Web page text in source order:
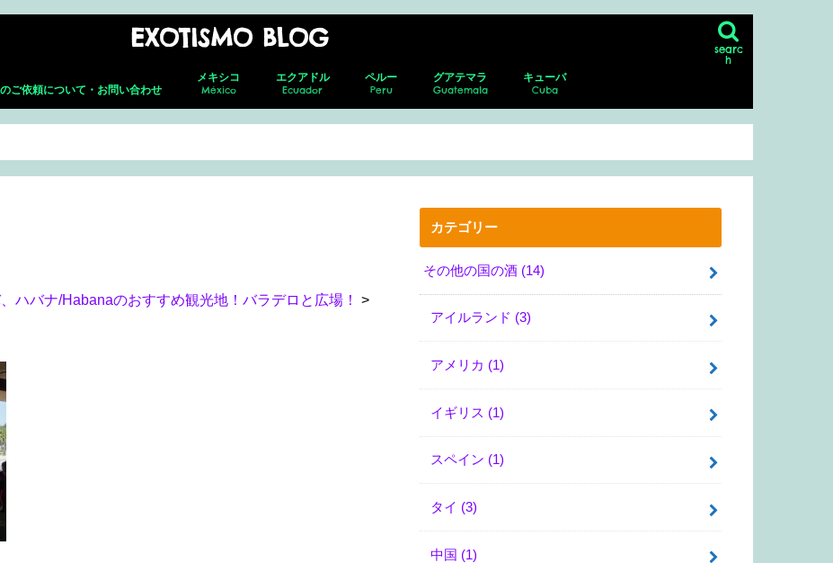
EXOTISMO BLOG
searc
h
ご依頼について・お問い合わせ
メキシコ
México
メキシコシティ メキシコシティの博物館、美術館
ネバド・デ ・トルーカ
テオティワカン
トゥーラ
チャウトラ
ホタルの森
サン・アンドレス・チョルラ
アグアスカリエンテス フェリア・サンマルコス
ホセ・グアダルーペ・ポサダ美術館
セロ・デル・ムエルト
グアダラハラ グアダラハラ動物園
プエルト・バジャルタ
グアナファト グアナファトの博物館
レオン
メキシコ就労ビザ取得の全貌｜転職し
エクアドル
Ecuador
キト(新市街)
キト(旧市街)
コトパクシ
チンボラソ
オタバロ&周辺
ペルー
Peru
リマ
クスコ
サクサイワマン
ヴィニクンカ
プーノ
アレキパ
グアテマラ
Guatemala
アンティグア
アンティグアにあるスペイン語学校に
パカジャ火山
キューバ
Cuba
ハバナ
ピニャーレス渓谷へのツアー
ハバナ/Habanaのおすすめ観光地！バラデロと広場！
>
カテゴリー
その他の国の酒 (14)
アイルランド (3)
アメリカ (1)
イギリス (1)
スペイン (1)
タイ (3)
中国 (1)